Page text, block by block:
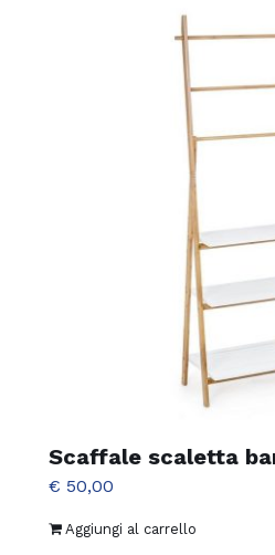
Scaffale scaletta
€ 50,00
Aggiungi al carrello